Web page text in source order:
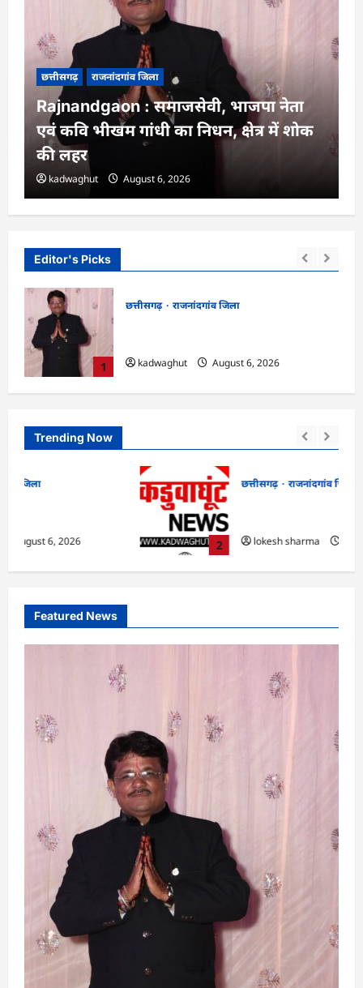
Editor's Picks
1
छत्तीसगढ़
राजनांदगांव जिला
kadwaghut
August 6, 2026
छत्तीसगढ़ राजनांदगांव जिला
Rajnandgaon : समाजसेवी, भाजपा नेता
एवं कवि भीखम गांधी का निधन, क्षेत्र में शोक
की लहर
kadwaghut August 6, 2026
Trending Now
छत्तीसगढ़ राजनांदगांव जिला
राजनांदगांव : आयुष पॉलीक्लिनिक परिसर में
हरियाली लाने मेयर ने रोपे पौधे…
lokesh sharma
August 6, 2026
Featured News